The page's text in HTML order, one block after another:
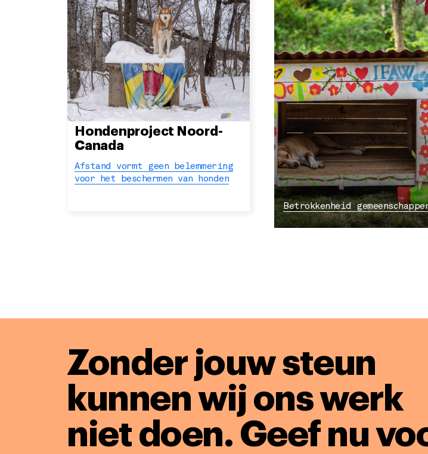
Hondenproject Noord-
Canada
Afstand vormt geen belemmering
voor het beschermen van honden
Betrokkenheid
Zonder jouw steun
kunnen wij ons werk
niet doen. Geef nu